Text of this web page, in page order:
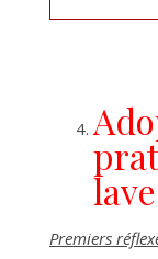
Premiers